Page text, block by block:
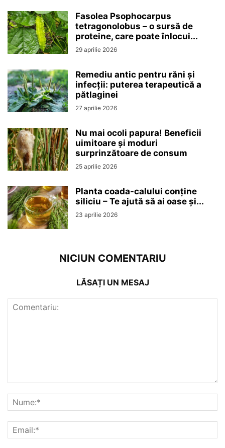
Fasolea Psophocarpus
tetragonolobus – o sursă de
proteine, care poate înlocui...
29 aprilie 2026
Remediu antic pentru răni și
infecții: puterea terapeutică a
pătlaginei
27 aprilie 2026
Nu mai ocoli papura! Beneficii
uimitoare și moduri
surprinzătoare de consum
25 aprilie 2026
Planta coada-calului conține
siliciu – Te ajută să ai oase și...
23 aprilie 2026
NICIUN COMENTARIU
LĂSAȚI UN MESAJ